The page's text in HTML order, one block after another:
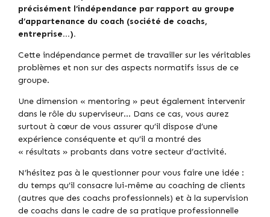
précisément l’indépendance par rapport au groupe
d’appartenance du coach (société de coachs,
entreprise…).
Cette indépendance permet de travailler sur les véritables
problèmes et non sur des aspects normatifs issus de ce
groupe.
Une dimension « mentoring » peut également intervenir
dans le rôle du superviseur… Dans ce cas, vous aurez
surtout à cœur de vous assurer qu’il dispose d’une
expérience conséquente et qu’il a montré des
« résultats » probants dans votre secteur d’activité.
N’hésitez pas à le questionner pour vous faire une idée :
du temps qu’il consacre lui-même au coaching de clients
(autres que des coachs professionnels) et à la supervision
de coachs dans le cadre de sa pratique professionnelle